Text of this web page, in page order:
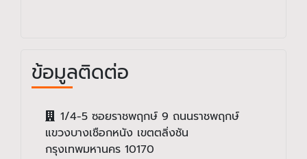
ข้อมูลติดต่อ
1/4-5 ซอยราชพฤกษ์ 9 ถนนราชพฤกษ์
แขวงบางเชือกหนัง เขตตลิ่งชัน
กรุงเทพมหานคร 10170